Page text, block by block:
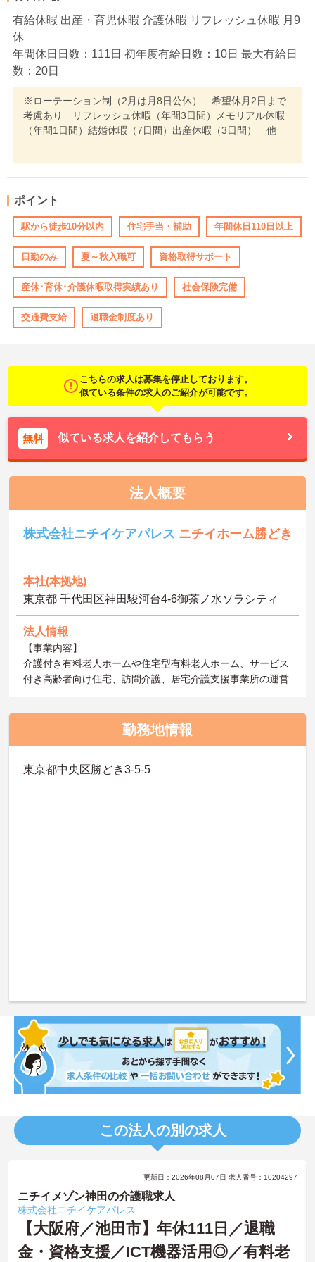
有給休暇 出産・育児休暇 介護休暇 リフレッシュ休暇 月9
休
年間休日日数：111日 初年度有給日数：10日 最大有給日
数：20日
※ローテーション制（2月は月8日公休） 希望休月2日まで
考慮あり リフレッシュ休暇（年間3日間）メモリアル休暇
（年間1日間）結婚休暇（7日間）出産休暇（3日間） 他
ポイント
駅から徒歩10分以内 住宅手当・補助 年間休日110日以上
日勤のみ 夏～秋入職可 資格取得サポート
産休･育休･介護休暇取得実績あり 社会保険完備
交通費支給 退職金制度あり
こちらの求人は募集を停止しております。
似ている条件の求人のご紹介が可能です。
無料 似ている求人を紹介してもらう
法人概要
株式会社ニチイケアパレス ニチイホーム勝どき
本社(本拠地)
東京都 千代田区神田駿河台4-6御茶ノ水ソラシティ
法人情報
【事業内容】
介護付き有料老人ホームや住宅型有料老人ホーム、サービス
付き高齢者向け住宅、訪問介護、居宅介護支援事業所の運営
勤務地情報
東京都中央区勝どき3-5-5
この法人の別の求人
更新日：2026年08月07日 求人番号：10204297
ニチイメゾン神田の介護職求人
株式会社ニチイケアパレス
【大阪府／池田市】年休111日／退職
金・資格支援／ICT機器活用◎／有料老